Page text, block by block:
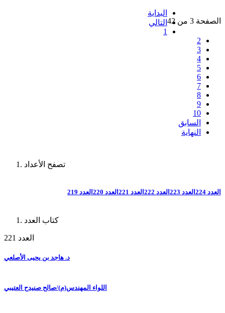
الصفحة 3 من 42
البداية
التالي
1
2
3
4
5
6
7
8
9
10
السابق
النهاية
تصفح الأعداد
العدد 224 العدد 223 العدد 222 العدد 221 العدد 220 العدد 219
كتاب العدد
العدد 221
د. هاجد بن يحيى الأصلعي
اللواء المهندس(م)/صالح صنيدح العتيبي